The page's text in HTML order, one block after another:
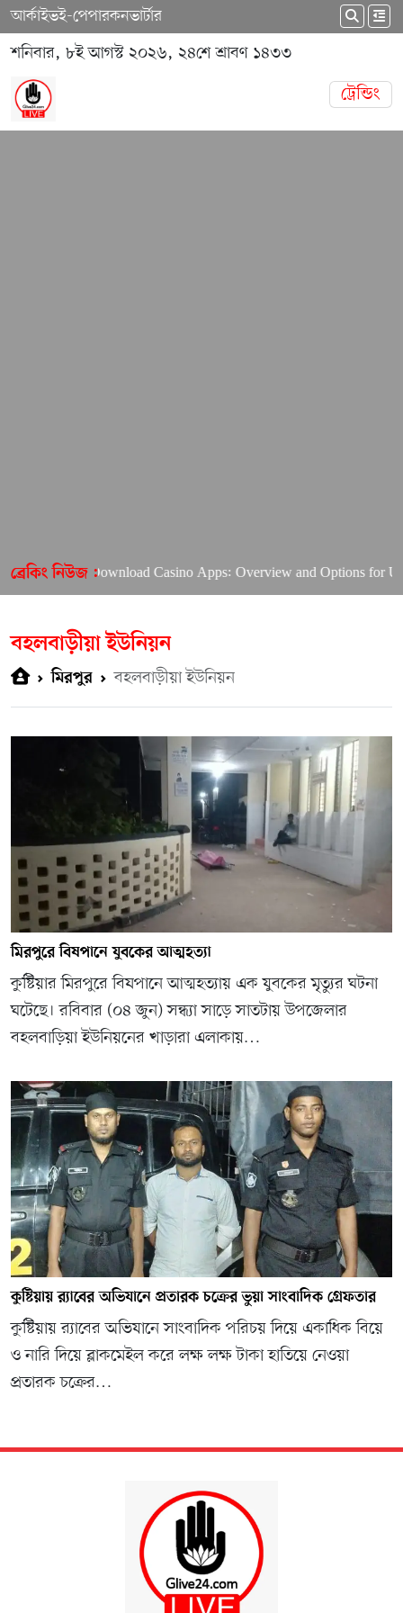
আর্কাইভই-পেপারকনভার্টার
শনিবার, ৮ই আগস্ট ২০২৬, ২৪শে শ্রাবণ ১৪৩৩
ট্রেন্ডিং
ব্রেকিং নিউজ :
I Want to Download Casino Apps: Overview and Options for US
বহলবাড়ীয়া ইউনিয়ন
মিরপুর বহলবাড়ীয়া ইউনিয়ন
মিরপুরে বিষপানে যুবকের আত্মহত্যা
কুষ্টিয়ার মিরপুরে বিষপানে আত্মহত্যায় এক যুবকের মৃত্যুর ঘটনা
ঘটেছে। রবিবার (০৪ জুন) সন্ধ্যা সাড়ে সাতটায় উপজেলার
বহলবাড়িয়া ইউনিয়নের খাড়ারা এলাকায়…
কুষ্টিয়ায় র‌্যাবের অভিযানে প্রতারক চক্রের ভুয়া সাংবাদিক গ্রেফতার
কুষ্টিয়ায় র‍্যাবের অভিযানে সাংবাদিক পরিচয় দিয়ে একাধিক বিয়ে
ও নারি দিয়ে ব্লাকমেইল করে লক্ষ লক্ষ টাকা হাতিয়ে নেওয়া
প্রতারক চক্রের…